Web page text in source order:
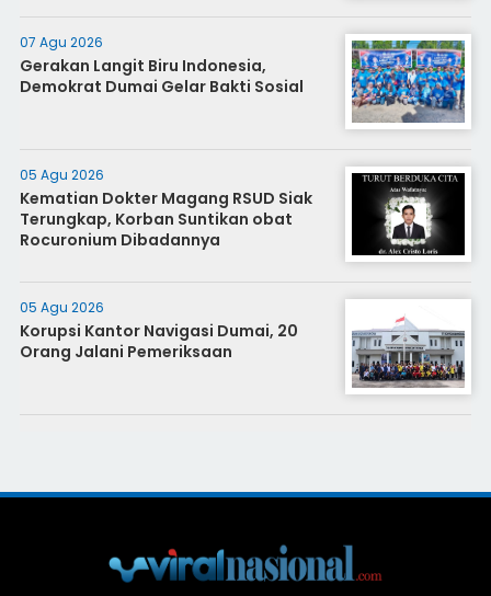
07 Agu 2026
Gerakan Langit Biru Indonesia,
Demokrat Dumai Gelar Bakti Sosial
05 Agu 2026
Kematian Dokter Magang RSUD Siak
Terungkap, Korban Suntikan obat
Rocuronium Dibadannya
05 Agu 2026
Korupsi Kantor Navigasi Dumai, 20
Orang Jalani Pemeriksaan